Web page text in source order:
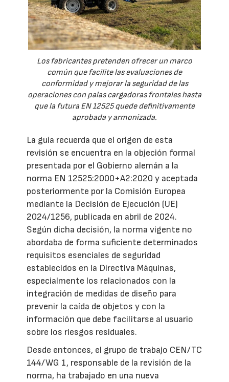
Los fabricantes pretenden ofrecer un marco
común que facilite las evaluaciones de
conformidad y mejorar la seguridad de las
operaciones con palas cargadoras frontales hasta
que la futura EN 12525 quede definitivamente
aprobada y armonizada.
La guía recuerda que el origen de esta
revisión se encuentra en la objeción formal
presentada por el Gobierno alemán a la
norma EN 12525:2000+A2:2020 y aceptada
posteriormente por la Comisión Europea
mediante la Decisión de Ejecución (UE)
2024/1256, publicada en abril de 2024.
Según dicha decisión, la norma vigente no
abordaba de forma suficiente determinados
requisitos esenciales de seguridad
establecidos en la Directiva Máquinas,
especialmente los relacionados con la
integración de medidas de diseño para
prevenir la caída de objetos y con la
información que debe facilitarse al usuario
sobre los riesgos residuales.
Desde entonces, el grupo de trabajo CEN/TC
144/WG 1, responsable de la revisión de la
norma, ha trabajado en una nueva